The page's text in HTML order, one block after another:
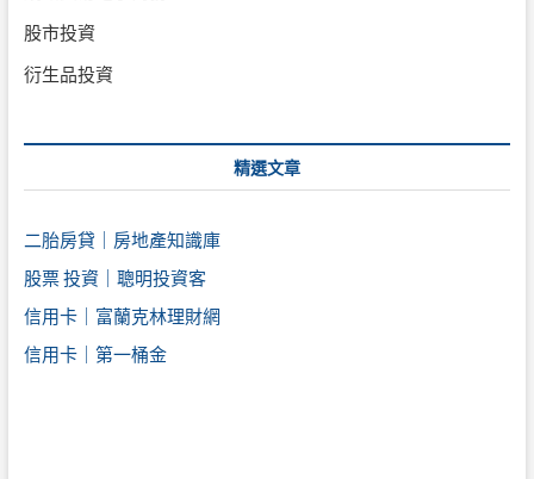
股市投資
衍生品投資
精選文章
二胎房貸｜房地產知識庫
股票 投資｜聰明投資客
信用卡｜富蘭克林理財網
信用卡｜第一桶金